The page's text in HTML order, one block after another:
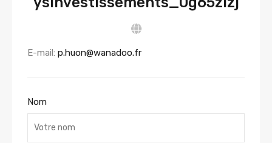
E-mail: p.huon@wanadoo.fr
Nom